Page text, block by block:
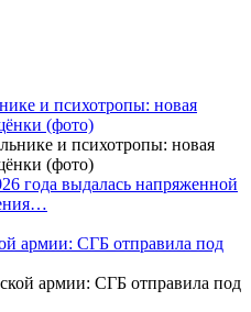
и психотропы: новая
(фото)
года выдалась напряженной
армии: СГБ отправила под